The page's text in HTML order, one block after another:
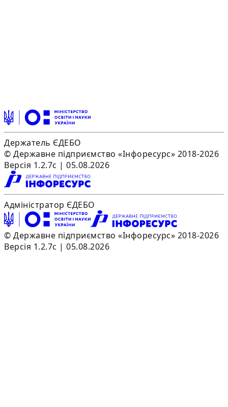
Держатель ЄДЕБО
© Державне підприємство «Інфоресурс» 2018-2026
Версія 1.2.7c | 05.08.2026
Адміністратор ЄДЕБО
© Державне підприємство «Інфоресурс» 2018-2026
Версія 1.2.7c | 05.08.2026